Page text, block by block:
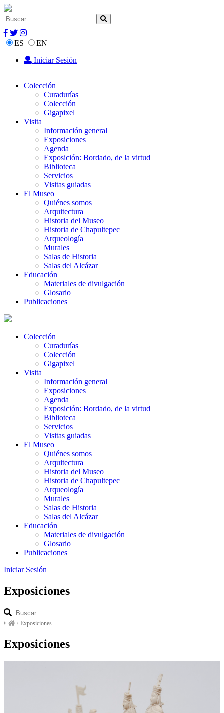
ES
EN
Iniciar Sesión
Colección
Curadurías
Colección
Gigapixel
Visita
Información general
Exposiciones
Agenda
Exposición: Bordado, de la virtud
Biblioteca
Servicios
Visitas guiadas
El Museo
Quiénes somos
Arquitectura
Historia del Museo
Historia de Chapultepec
Arqueología
Murales
Salas de Historia
Salas del Alcázar
Educación
Materiales de divulgación
Glosario
Publicaciones
Colección
Curadurías
Colección
Gigapixel
Visita
Información general
Exposiciones
Agenda
Exposición: Bordado, de la virtud
Biblioteca
Servicios
Visitas guiadas
El Museo
Quiénes somos
Arquitectura
Historia del Museo
Historia de Chapultepec
Arqueología
Murales
Salas de Historia
Salas del Alcázar
Educación
Materiales de divulgación
Glosario
Publicaciones
Iniciar Sesión
Exposiciones
/ Exposiciones
Exposiciones